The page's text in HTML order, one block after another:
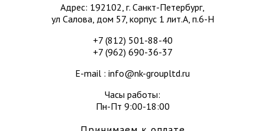
Адрес: 192102, г. Санкт-Петербург,
ул Салова, дом 57, корпус 1 лит.А, п.6-Н
+7 (812) 501-88-40
+7 (962) 690-36-37
E-mail : info@nk-groupltd.ru
Часы работы:
Пн-Пт 9:00-18:00